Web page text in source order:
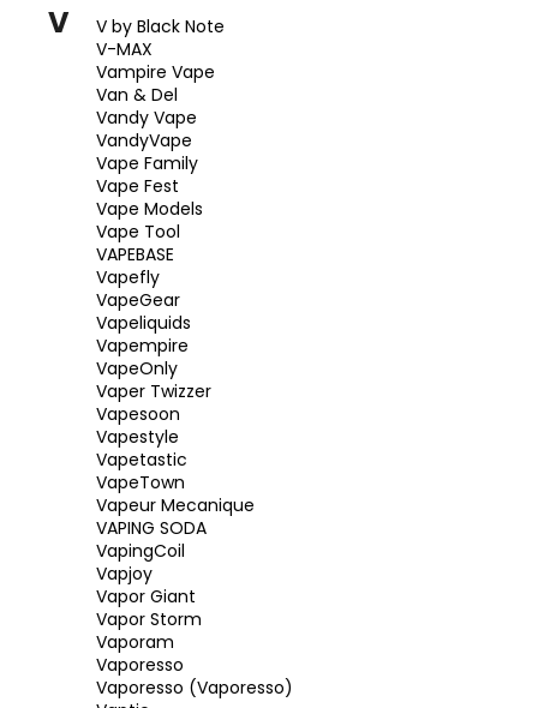
V
V by Black Note
V-MAX
Vampire Vape
Van & Del
Vandy Vape
VandyVape
Vape Family
Vape Fest
Vape Models
Vape Tool
VAPEBASE
Vapefly
VapeGear
Vapeliquids
Vapempire
VapeOnly
Vaper Twizzer
Vapesoon
Vapestyle
Vapetastic
VapeTown
Vapeur Mecanique
VAPING SODA
VapingCoil
Vapjoy
Vapor Giant
Vapor Storm
Vaporam
Vaporesso
Vaporesso (Vaporesso)